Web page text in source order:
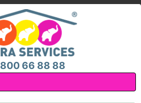
800 66 88 88